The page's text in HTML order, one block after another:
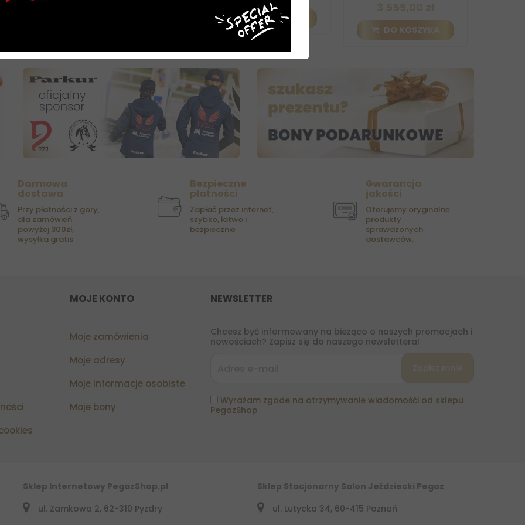
zł
DO KOSZYKA
DO KOSZYKA
Darmowa
dostawa
Przy płatności z góry,
dla zamówień
powyżej 300zł,
wysyłka gratis
Bezpieczne
płatności
Zapłać przez internet,
szybko, łatwo i
bezpiecznie
Gwarancja
jakości
Oferujemy oryginalne
produkty
sprawdzonych
dostawców.
MOJE KONTO
Moje zamówienia
Moje adresy
Moje informacje osobiste
Moje bony
NEWSLETTER
Chcesz być informowany na bieżąco o naszych promocjach i
nowościach? Zapisz się do naszego newslettera!
Wyrażam zgode na otrzymywanie wiadomośći od sklepu
PegazShop
Sklep Internetowy PegazShop.pl
ul. Zamkowa 2, 62-310 Pyzdry
Sklep Stacjonarny Salon Jeździecki Pegaz
ul. Lutycka 34, 60-415 Poznań